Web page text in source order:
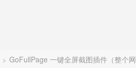
> GoFullPage 一键全屏截图插件（整个网